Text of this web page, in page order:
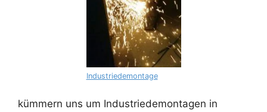
Industriedemontage
kümmern uns um Industriedemontagen in